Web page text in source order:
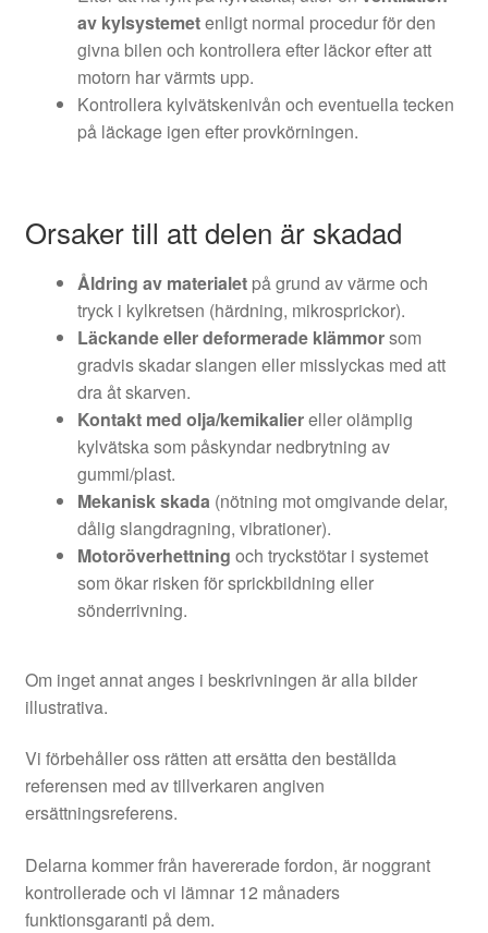
av kylsystemetenligt normal procedur för den
givna bilen och kontrollera efter läckor efter att
motorn har värmts upp.
Kontrollera kylvätskenivån och eventuella tecken
på läckage igen efter provkörningen.
Orsaker till att delen är skadad
Åldring av materialetpå grund av värme och
tryck i kylkretsen (härdning, mikrosprickor).
Läckande eller deformerade klämmorsom
gradvis skadar slangen eller misslyckas med att
dra åt skarven.
Kontakt med olja/kemikaliereller olämplig
kylvätska som påskyndar nedbrytning av
gummi/plast.
Mekanisk skada(nötning mot omgivande delar,
dålig slangdragning, vibrationer).
Motoröverhettning och tryckstötar i systemet
som ökar risken för sprickbildning eller
sönderrivning.
Om inget annat anges i beskrivningen är alla bilder
illustrativa.
Vi förbehåller oss rätten att ersätta den beställda
referensen med av tillverkaren angiven
ersättningsreferens.
Delarna kommer från havererade fordon, är noggrant
kontrollerade och vi lämnar 12 månaders
funktionsgaranti på dem.